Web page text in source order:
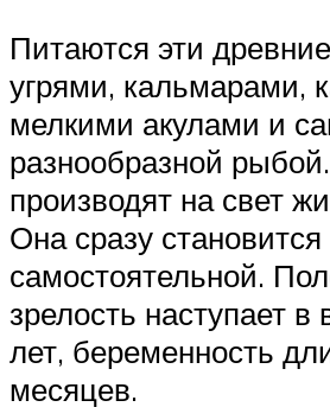
Питаются эти
угрями, кальмарами,
мелкими акулами и
разнообразной
производят на свет
Она сразу становится
самостоятельной.
зрелость наступает в
лет, беременность
месяцев.